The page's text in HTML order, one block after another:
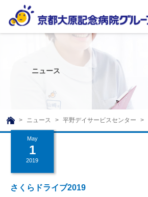
グループについて
グループについて
理事長挨拶
沿革ストーリー
基本的マインド
社会貢献活動
グループの取り組み
リハビリテーション
訪問サービス
通所サービス
大原のこと
メディア
ニュース
広報誌
お問い合わせ一覧
ニュース
TOP
ニュース 平野デイサービスセンター
May
1
2019
さくらドライブ2019